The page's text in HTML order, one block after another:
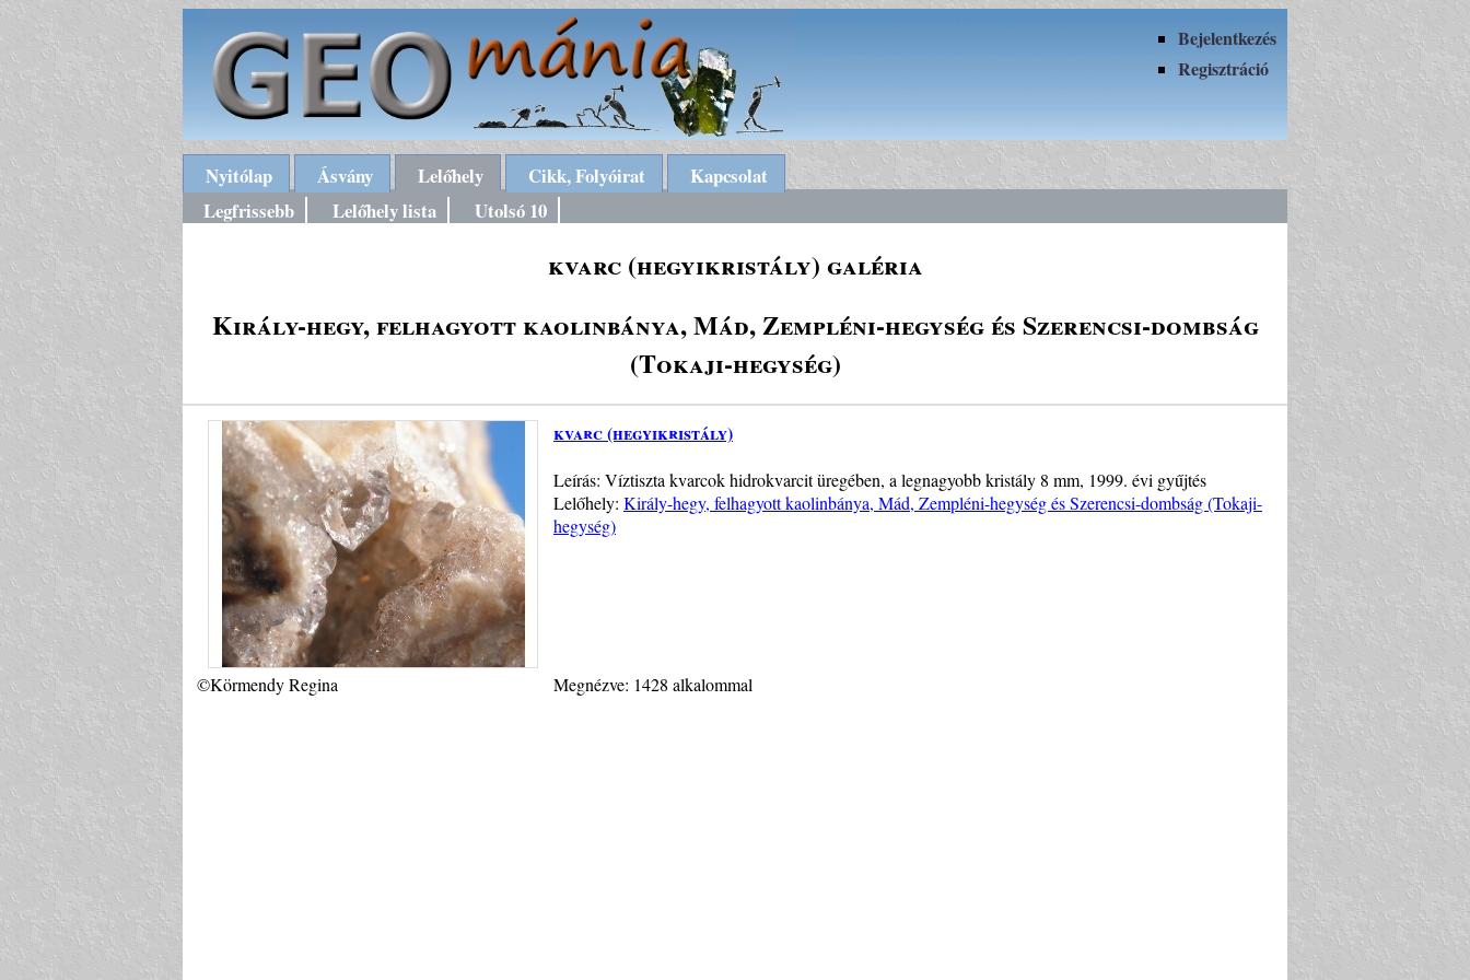
Bejelentkezés
Regisztráció
Nyitólap Ásvány Lelőhely Cikk, Folyóirat
Kapcsolat
Legfrissebb
Lelőhely lista Utolsó 10
kvarc (hegyikristály) galéria
Király-hegy, felhagyott kaolinbánya, Mád, Zempléni-hegység és Szerencsi-dombság
(Tokaji-hegység)
kvarc (hegyikristály)
Leírás: Víztiszta kvarcok hidrokvarcit üregében, a legnagyobb kristály 8 mm, 1999. évi gyűjtés
Lelőhely: Király-hegy, felhagyott kaolinbánya, Mád, Zempléni-hegység és Szerencsi-dombság (Tokaji-
hegység)
©Körmendy Regina Megnézve: 1428 alkalommal